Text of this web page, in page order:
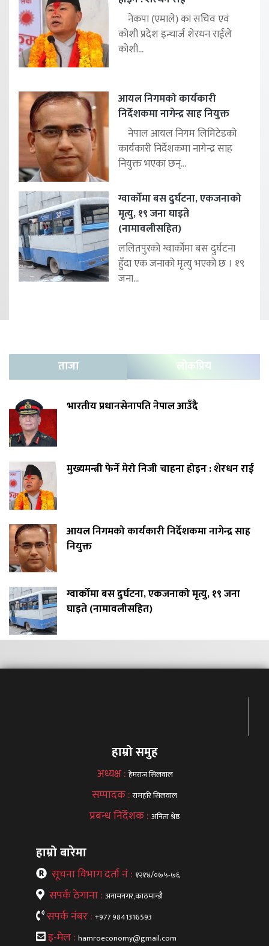
नेकपा (एमाले) का सचिव एवं
कोशी प्रदेश इन्चार्ज शेरधन राईले
कोशी...
आयल निगमको कार्यकारी
निर्देशकमा नागेन्द्र साह नियुक्त
नेपाल आयल निगम लिमिटेडको
कार्यकारी निर्देशकमा नागेन्द्र साह
नियुक्त भएका छन्...
ग्वार्कोमा बस दुर्घटना, एकजनाको
मृत्यु, १९ जना घाइते
(नामावलीसहित)
ललितपुरको ग्वार्कोमा बस दुर्घटना
हुँदा एक जनाको मृत्यु भएको छ । १९
जना...
ताजा लोकप्रिय
भारतीय प्रधानसेनापति नेपाल आउँदै
मुख्यमन्त्री फेर्ने मेरो निजी चाहना होइन : शेरधन राई
आयल निगमको कार्यकारी निर्देशकमा नागेन्द्र साह
नियुक्त
ग्वार्कोमा बस दुर्घटना, एकजनाको मृत्यु, १९ जना
घाइते (नामावलीसहित)
हाम्रो समुह
अध्यक्ष : हेमराज सिलवाल
सम्पादक :रामहरि सिलवाल
प्रबन्ध निर्देशक : अनिता श्रेष्ठ
हाम्रो बारेमा
सूचना विभाग दर्ता नं : १२१४/०७५-७६
सपर्क ठेगाना : अनामनगर,काठमान्डौ
सपर्क नंबर : +977 9841316593
इ-मेल : hamroeconomy@gmail.com